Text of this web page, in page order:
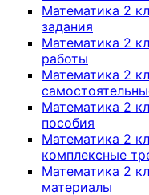
Математика 2
задания
Математика 2
работы
Математика 2
Математика 2
пособия
Математика 2
комплексные
Математика 2
материалы